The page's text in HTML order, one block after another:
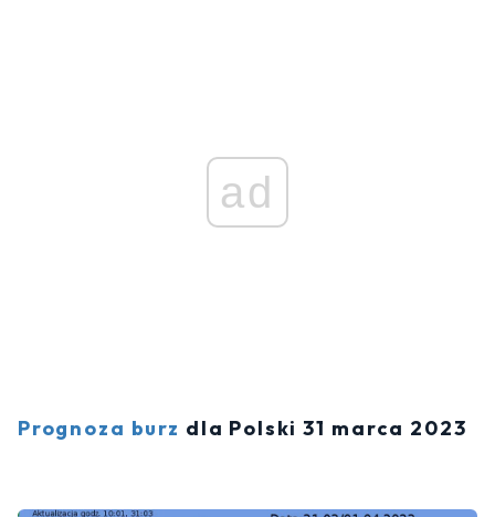
ad
Prognoza burz dla Polski 31 marca 2023